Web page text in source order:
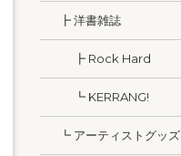
┣ 洋書雑誌
┣ Rock Hard
┗ KERRANG!
┗ アーティストグッズ